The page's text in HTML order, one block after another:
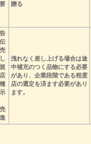
贈る
洩れなく差し上げる場合は途
中補充のつく品物にする必要
があり、企業段階である程度
店の選定を済ます必要があり
ます。